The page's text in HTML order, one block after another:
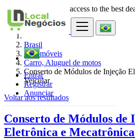
Entrar
Registrar
Anunciar
× Login for faster access to the best
have an account.
Brasil
Automóveis
Carro, Aluguel de motos
Conserto de Módulos de Injeção
Veicular
Voltar aos resultados
Conserto de Módulos de
Eletrônica e